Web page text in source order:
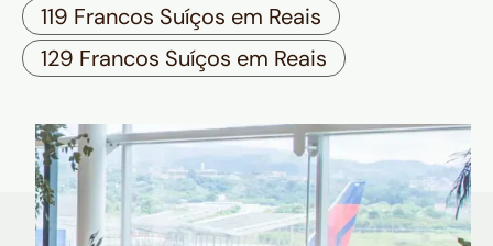
119 Francos Suíços em Reais
129 Francos Suíços em Reais